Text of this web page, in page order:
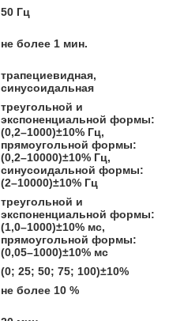
50 Гц
не более 1 мин.
трапециевидная,
синусоидальная
треугольной и
экспоненциальной формы:
(0,2–1000)±10% Гц,
прямоугольной формы:
(0,2–10000)±10% Гц,
синусоидальной формы:
(2–10000)±10% Гц
треугольной и
экспоненциальной формы:
(1,0–1000)±10% мс,
прямоугольной формы:
(0,05–1000)±10% мс
(0; 25; 50; 75; 100)±10%
не более 10 %